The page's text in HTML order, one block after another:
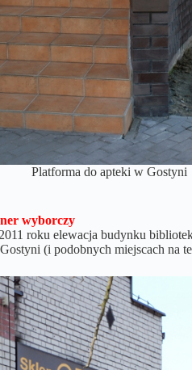
Platforma do apteki w Gostyni
wyborczy
roku elewacja budynku
(i podobnych miejscach